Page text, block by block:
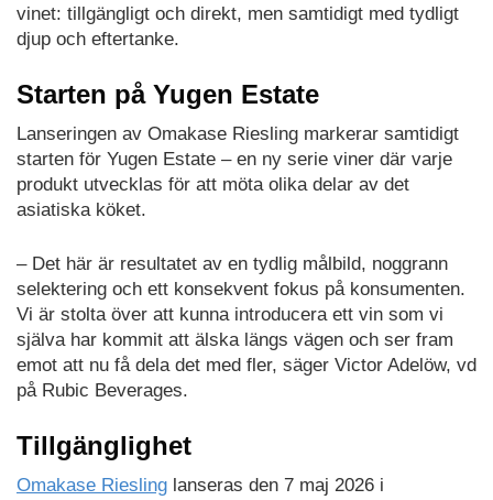
vinet: tillgängligt och direkt, men samtidigt med tydligt
djup och eftertanke.
Starten på Yugen Estate
Lanseringen av Omakase Riesling markerar samtidigt
starten för Yugen Estate – en ny serie viner där varje
produkt utvecklas för att möta olika delar av det
asiatiska köket.
– Det här är resultatet av en tydlig målbild, noggrann
selektering och ett konsekvent fokus på konsumenten.
Vi är stolta över att kunna introducera ett vin som vi
själva har kommit att älska längs vägen och ser fram
emot att nu få dela det med fler, säger Victor Adelöw, vd
på Rubic Beverages.
Tillgänglighet
Omakase Riesling lanseras den 7 maj 2026 i